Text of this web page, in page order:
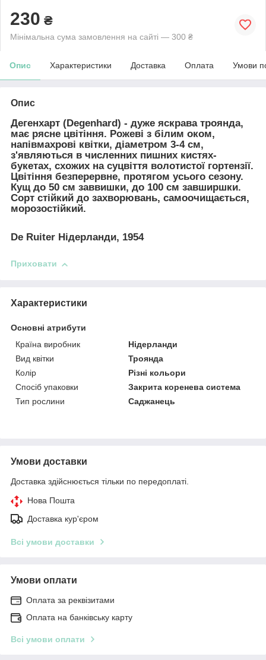
230 ₴
Мінімальна сума замовлення на сайті — 300 ₴
Опис Характеристики Доставка Оплата Умови
Опис
Дегенхарт (Degenhard) - дуже яскрава троянда,
має рясне цвітіння. Рожеві з білим оком,
напівмахрові квітки, діаметром 3-4 см,
з'являються в численних пишних кистях-
букетах, схожих на суцвіття волотистої гортензії.
Цвітіння безперервне, протягом усього сезону.
Кущ до 50 см заввишки, до 100 см завширшки.
Сорт стійкий до захворювань, самоочищається,
морозостійкий.
De Ruiter Нідерланди, 1954
Приховати
Характеристики
Основні атрибути
Країна виробник
Нідерланди
Вид квітки
Троянда
Колір
Різні кольори
Спосіб упаковки
Закрита коренева система
Тип рослини
Саджанець
Умови доставки
Доставка здійснюється тільки по передоплаті.
Нова Пошта
Доставка кур'єром
Всі умови доставки
Умови оплати
Оплата за реквізитами
Оплата на банківську карту
Всі умови оплати